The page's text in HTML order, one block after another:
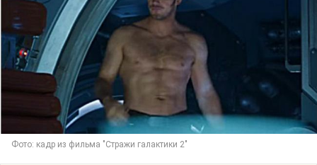
Фото: кадр из фильма "Стражи галактики 2"